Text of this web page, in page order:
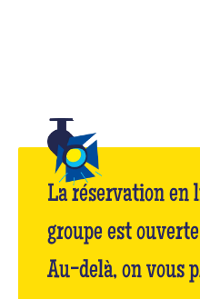
La réservation en
groupe est
Au-delà, on vous